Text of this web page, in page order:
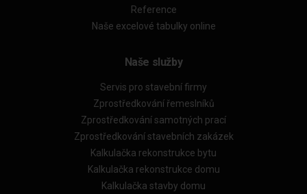
Reference
Naše excelové tabulky online
Naše služby
Servis pro stavební firmy
Zprostředkování řemeslníků
Zprostředkování samotných prací
Zprostředkování stavebních zakázek
Kalkulačka rekonstrukce bytu
Kalkulačka rekonstrukce domu
Kalkulačka stavby domu